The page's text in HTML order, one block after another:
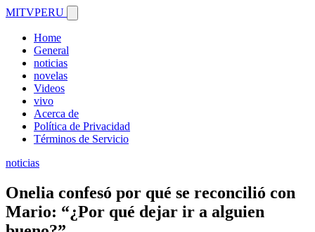
MITVPERU
Home
General
noticias
novelas
Videos
vivo
Acerca de
Política de Privacidad
Términos de Servicio
noticias
Onelia confesó por qué se reconcilió con
Mario: “¿Por qué dejar ir a alguien